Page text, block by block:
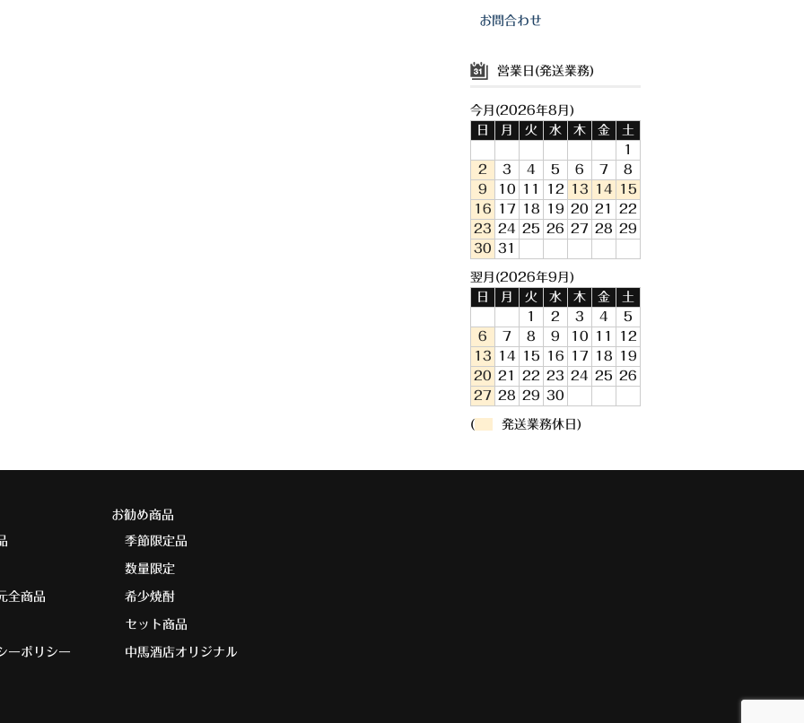
お問合わせ
営業日(発送業務)
今月(2026年8月)
日
月 火 水 木 金
土
1
2
3 4 5 6 7
8
9
10 11 12 13 14
15
16
17 18 19 20 21
22
23 24 25 26 27 28 29
30 31
翌月(2026年9月)
日
月 火 水 木 金
土
1
2 3 4
5
6
7 8 9 10 11
12
13
14 15 16 17 18
19
20 21 22 23 24 25 26
27 28 29 30
( 発送業務休日)
全商品
ーポリシー
お勧め商品
季節限定品
数量限定
希少焼酎
セット商品
中馬酒店オリジナル